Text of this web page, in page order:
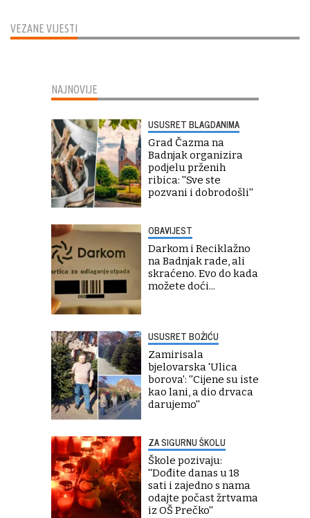
VEZANE VIJESTI
NAJNOVIJE
USUSRET BLAGDANIMA
Grad Čazma na
Badnjak organizira
podjelu prženih
ribica: ''Sve ste
pozvani i dobrodošli''
OBAVIJEST
Darkom i Reciklažno
na Badnjak rade, ali
skraćeno. Evo do kada
možete doći...
USUSRET BOŽIĆU
Zamirisala
bjelovarska 'Ulica
borova': ''Cijene su iste
kao lani, a dio drvaca
darujemo''
ZA SIGURNU ŠKOLU
Škole pozivaju:
''Dođite danas u 18
sati i zajedno s nama
odajte počast žrtvama
iz OŠ Prečko''